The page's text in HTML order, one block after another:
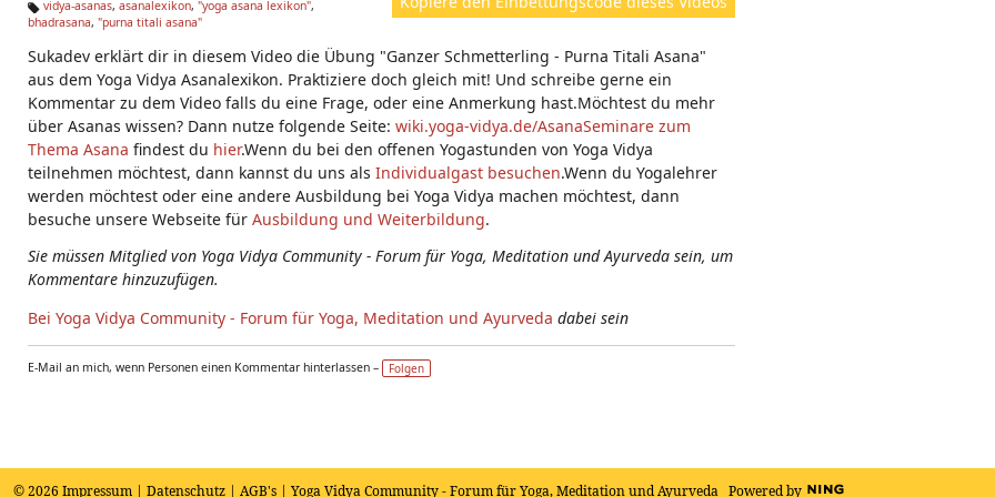
e
Ta
s:
vidya-asanas, asanalexikon, "yoga asana lexikon",
bhadrasana, "purna titali asana"
Sukadev erklärt dir in diesem Video die Übung "Ganzer Schmetterling - Purna Titali Asana"
aus dem Yoga Vidya Asanalexikon. Praktiziere doch gleich mit! Und schreibe gerne ein
Kommentar zu dem Video falls du eine Frage, oder eine Anmerkung hast.Möchtest du mehr
über Asanas wissen? Dann nutze folgende Seite: wiki.yoga-vidya.de/AsanaSeminare zum
Thema Asana findest du hier.Wenn du bei den offenen Yogastunden von Yoga Vidya
teilnehmen möchtest, dann kannst du uns als Individualgast besuchen.Wenn du Yogalehrer
werden möchtest oder eine andere Ausbildung bei Yoga Vidya machen möchtest, dann
besuche unsere Webseite für Ausbildung und Weiterbildung.
Sie müssen Mitglied von Yoga Vidya Community - Forum für Yoga, Meditation und Ayurveda sein, um
Kommentare hinzuzufügen.
Bei Yoga Vidya Community - Forum für Yoga, Meditation und Ayurveda dabei sein
E-Mail an mich, wenn Personen einen Kommentar hinterlassen – Folgen
© 2026 Impressum | Datenschutz | AGB's | Yoga Vidya Community - Forum für Yoga, Meditation und Ayurveda Powered by